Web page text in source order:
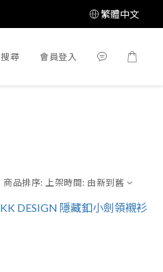
繁體中文
所有商品
搜尋 會員登入
商品排序: 上架時間: 由新到舊